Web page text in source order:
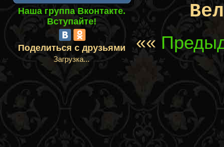
Наша группа Вконтакте.
Вступайте!
Поделиться с друзьями
Загрузка...
««